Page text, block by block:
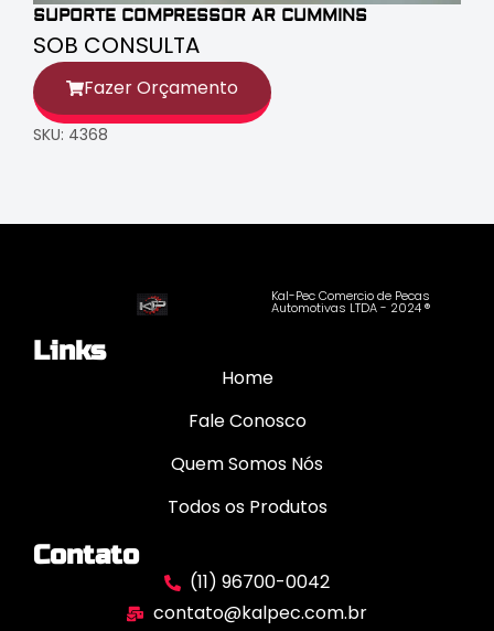
SUPORTE COMPRESSOR AR CUMMINS
SOB CONSULTA
Fazer Orçamento
SKU: 4368
Kal-Pec Comercio de Pecas
Automotivas LTDA - 2024 ®
Links
Home
Fale Conosco
Quem Somos Nós
Todos os Produtos
Contato
(11) 96700-0042
contato@kalpec.com.br